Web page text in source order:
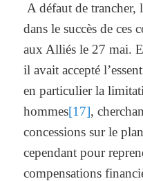
A défaut de trancher,
dans le succès de ces
aux Alliés le 27 mai.
il avait accepté
en particulier la
hommes[17],
concessions sur le
cependant pour
compensations